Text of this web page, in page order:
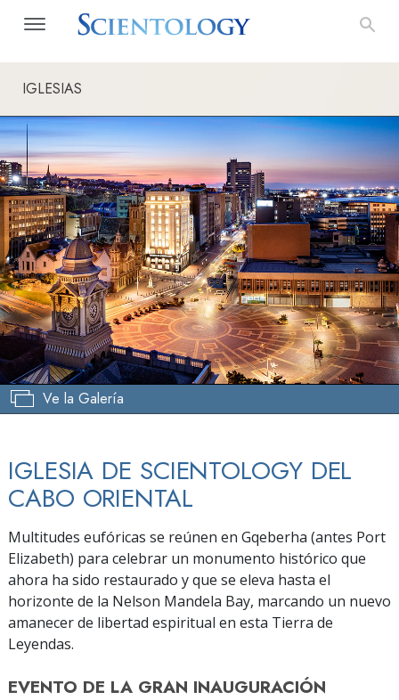
IGLESIAS
Ve la Galería
IGLESIA DE SCIENTOLOGY DEL
CABO ORIENTAL
Multitudes eufóricas se reúnen en Gqeberha (antes Port
Elizabeth) para celebrar un monumento histórico que
ahora ha sido restaurado y que se eleva hasta el
horizonte de la Nelson Mandela Bay, marcando un nuevo
amanecer de libertad espiritual en esta Tierra de
Leyendas.
EVENTO DE LA GRAN INAUGURACIÓN